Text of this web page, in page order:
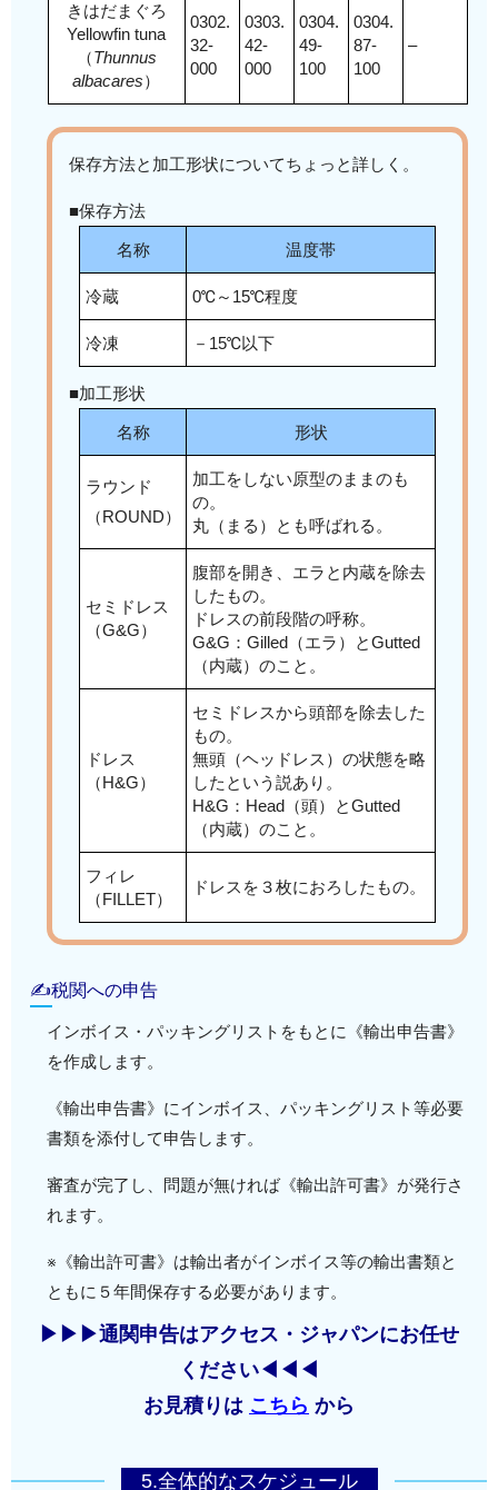
きはだまぐろ
Yellowfin tuna
（Thunnus
albacares）
0302.
32-
000
0303.
42-
000
0304.
49-
100
0304.
87-
100
–
保存方法と加工形状についてちょっと詳しく。
■保存方法
名称 温度帯
冷蔵 0℃～15℃程度
冷凍 －15℃以下
■加工形状
名称 形状
ラウンド
（ROUND）
加工をしない原型のままのも
の。
丸（まる）とも呼ばれる。
セミドレス
（G&G）
腹部を開き、エラと内蔵を除去
したもの。
ドレスの前段階の呼称。
G&G：Gilled（エラ）とGutted
（内蔵）のこと。
ドレス
（H&G）
セミドレスから頭部を除去した
もの。
無頭（ヘッドレス）の状態を略
したという説あり。
H&G：Head（頭）とGutted
（内蔵）のこと。
フィレ
（FILLET）
ドレスを３枚におろしたもの。
✍税関への申告
インボイス・パッキングリストをもとに《輸出申告書》
を作成します。
《輸出申告書》にインボイス、パッキングリスト等必要
書類を添付して申告します。
審査が完了し、問題が無ければ《輸出許可書》が発行さ
れます。
※《輸出許可書》は輸出者がインボイス等の輸出書類と
ともに５年間保存する必要があります。
▶▶▶通関申告はアクセス・ジャパンにお任せ
ください◀◀◀
お見積りは こちら から
5.全体的なスケジュール